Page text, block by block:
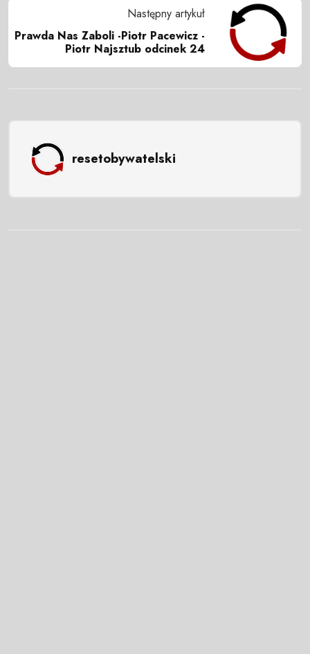
Następny artykuł
Prawda Nas Zaboli -Piotr Pacewicz -
Piotr Najsztub odcinek 24
resetobywatelski